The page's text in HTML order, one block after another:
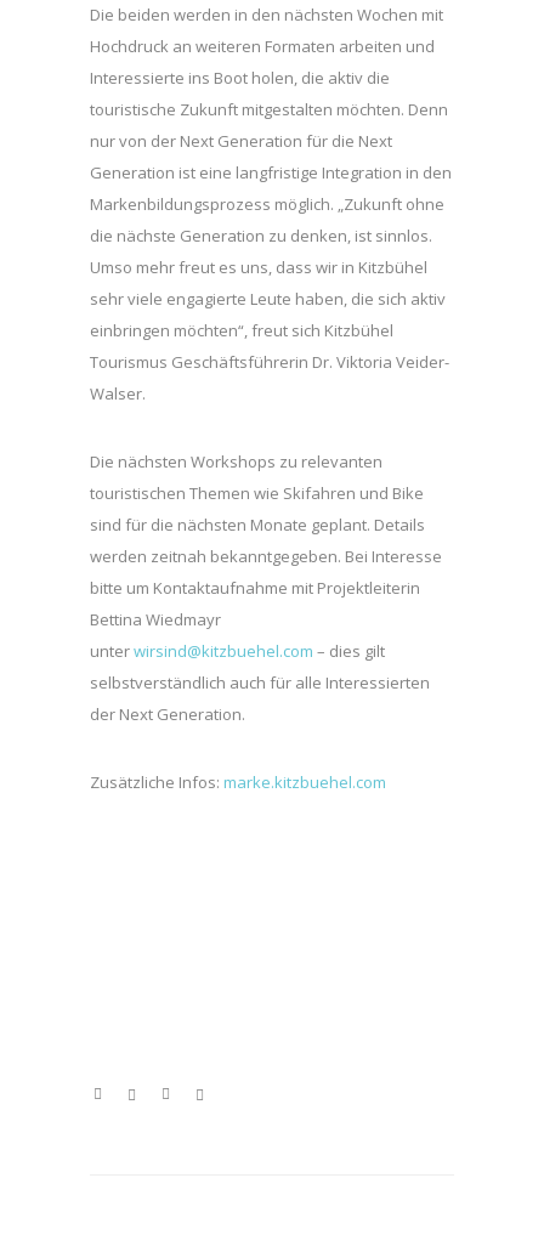
Die beiden werden in den nächsten Wochen mit
Hochdruck an weiteren Formaten arbeiten und
Interessierte ins Boot holen, die aktiv die
touristische Zukunft mitgestalten möchten. Denn
nur von der Next Generation für die Next
Generation ist eine langfristige Integration in den
Markenbildungsprozess möglich. „Zukunft ohne
die nächste Generation zu denken, ist sinnlos.
Umso mehr freut es uns, dass wir in Kitzbühel
sehr viele engagierte Leute haben, die sich aktiv
einbringen möchten“, freut sich Kitzbühel
Tourismus Geschäftsführerin Dr. Viktoria Veider-
Walser.
Die nächsten Workshops zu relevanten
touristischen Themen wie Skifahren und Bike
sind für die nächsten Monate geplant. Details
werden zeitnah bekanntgegeben. Bei Interesse
bitte um Kontaktaufnahme mit Projektleiterin
Bettina Wiedmayr
unterwirsind@kitzbuehel.com – dies gilt
selbstverständlich auch für alle Interessierten
der Next Generation.
Zusätzliche Infos: marke.kitzbuehel.com